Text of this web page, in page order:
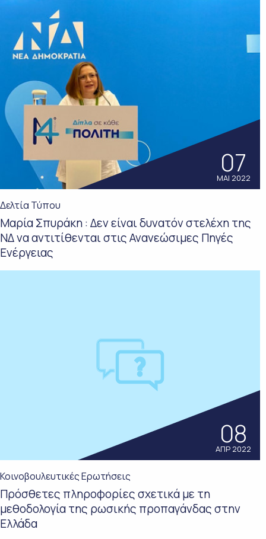
07
ΜΑΙ 2022
Δελτία Τύπου
Mαρία Σπυράκη : Δεν είναι δυνατόν στελέχη της
ΝΔ να αντιτίθενται στις Ανανεώσιμες Πηγές
Ενέργειας
08
ΑΠΡ 2022
Κοινοβουλευτικές Ερωτήσεις
Πρόσθετες πληροφορίες σχετικά με τη
μεθοδολογία της ρωσικής προπαγάνδας στην
Ελλάδα